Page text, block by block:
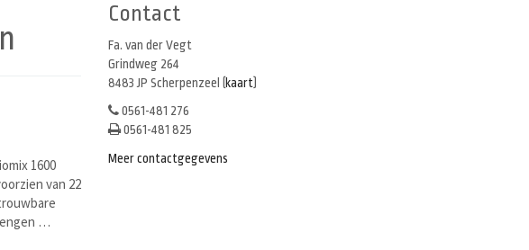
1600
van 22
…
Contact
Fa. van der Vegt
Grindweg 264
8483 JP Scherpenzeel (
kaart
0561-481 276
0561-481 825
Meer contactgegevens